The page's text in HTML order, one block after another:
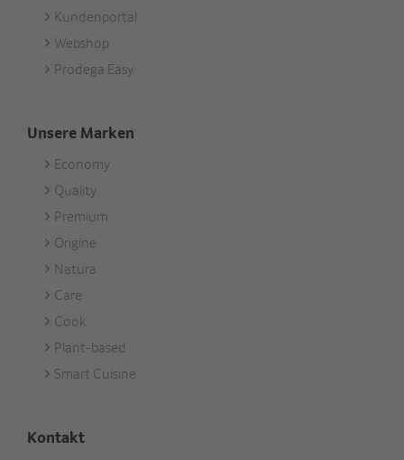
Kundenportal
Webshop
Prodega Easy
Unsere Marken
Footer
Unsere
Marken
Economy
Quality
Premium
Origine
Natura
Care
Cook
Plant-based
Smart Cuisine
Kontakt